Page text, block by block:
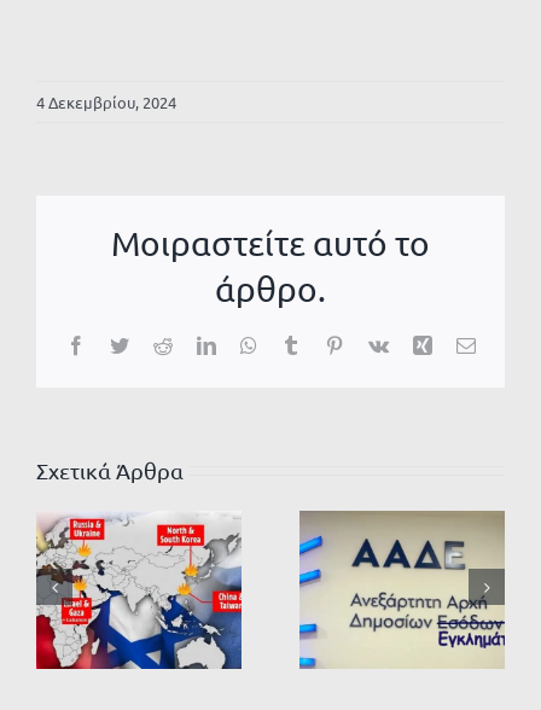
4 Δεκεμβρίου, 2024
Μοιραστείτε αυτό το
άρθρο.
Facebook
TwitterRedditLinkedInWhatsApp
TumblrPinterest
Vk Xing Email
Σχετικά Άρθρα